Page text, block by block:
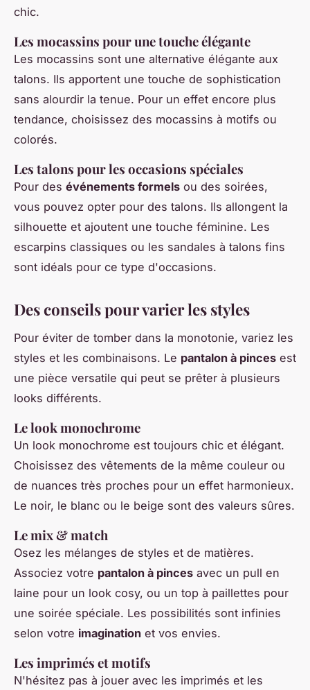
chic.
Les mocassins pour une touche élégante
Les mocassins sont une alternative élégante aux
talons. Ils apportent une touche de sophistication
sans alourdir la tenue. Pour un effet encore plus
tendance, choisissez des mocassins à motifs ou
colorés.
Les talons pour les occasions spéciales
Pour des événements formels ou des soirées,
vous pouvez opter pour des talons. Ils allongent la
silhouette et ajoutent une touche féminine. Les
escarpins classiques ou les sandales à talons fins
sont idéals pour ce type d'occasions.
Des conseils pour varier les styles
Pour éviter de tomber dans la monotonie, variez les
styles et les combinaisons. Le pantalon à pinces est
une pièce versatile qui peut se prêter à plusieurs
looks différents.
Le look monochrome
Un look monochrome est toujours chic et élégant.
Choisissez des vêtements de la même couleur ou
de nuances très proches pour un effet harmonieux.
Le noir, le blanc ou le beige sont des valeurs sûres.
Le mix & match
Osez les mélanges de styles et de matières.
Associez votre pantalon à pinces avec un pull en
laine pour un look cosy, ou un top à paillettes pour
une soirée spéciale. Les possibilités sont infinies
selon votre imagination et vos envies.
Les imprimés et motifs
N'hésitez pas à jouer avec les imprimés et les